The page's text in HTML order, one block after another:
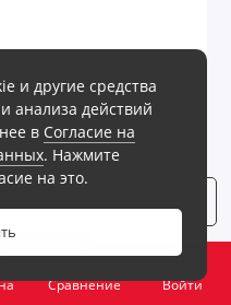
0
Сравнение
Войти
и другие средства
анализа действий
в Согласие на
. Нажмите
на это.